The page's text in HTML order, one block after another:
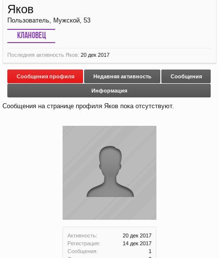
Активность:
20 дек 2017
Регистрация:
14 дек 2017
Сообщения:
1
Яков
Пользователь, Мужской, 53
Клановец
Последняя активность Яков: 20 дек 2017
Сообщения профиля Недавняя активность Сообщения
Информация
Сообщения на странице профиля Яков пока отсутствуют.